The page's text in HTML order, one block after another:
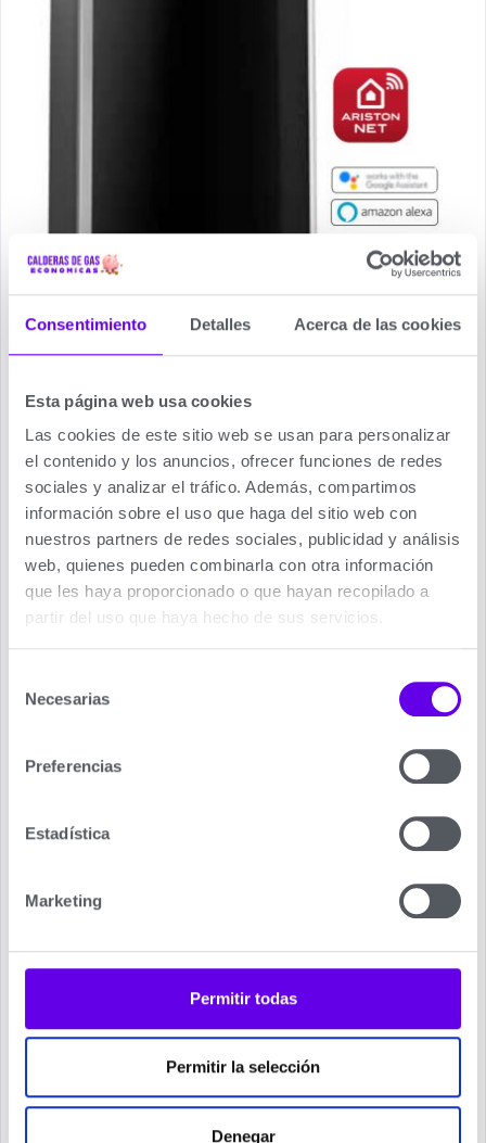
Consentimiento Detalles Acerca de las cookies
Esta página web usa cookies
Las cookies de este sitio web se usan para personalizar
el contenido y los anuncios, ofrecer funciones de redes
sociales y analizar el tráfico. Además, compartimos
información sobre el uso que haga del sitio web con
nuestros partners de redes sociales, publicidad y análisis
web, quienes pueden combinarla con otra información
que les haya proporcionado o que hayan recopilado a
partir del uso que haya hecho de sus servicios.
Necesarias
Preferencias
Estadística
Marketing
Permitir todas
Permitir la selección
Denegar
Datos Técnicos Calderas Ariston
Alteas One Net.
siempre a su disposición en el teléfono 689 202
para poder asesorarle sobre los modelos de
Calderas de Gas Ariston, que más se ajustan a las
necesidades de su vivienda, y además puede
mas Frecuentes.